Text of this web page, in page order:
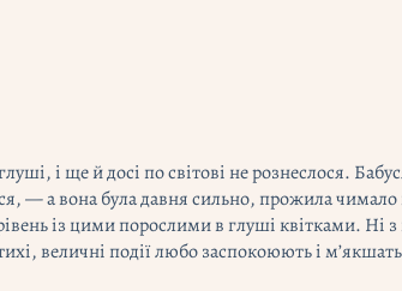
і ще й досі по світові не рознеслося.
— а вона була давня сильно, прожила
із цими порослими в глуші квітками.
величні події любо заспокоюють і